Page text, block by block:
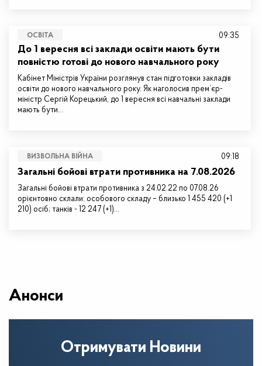
ОСВІТА
До 1 вересня всі заклади освіти мають бути
повністю готові до нового навчального року
Кабінет Міністрів України розглянув стан підготовки закладів
освіти до нового навчального року. Як наголосив прем’єр-
міністр Сергій Корецький, до 1 вересня всі навчальні заклади
мають бути…
09:35
ВИЗВОЛЬНА ВІЙНА
Загальні бойові втрати противника на 7.08.2026
Загальні бойові втрати противника з 24.02.22 по 07.08.26
орієнтовно склали: особового складу – близько 1 455 420 (+1
210) осіб; танків - 12 247 (+1)…
09:18
Анонси
Отримувати Новини